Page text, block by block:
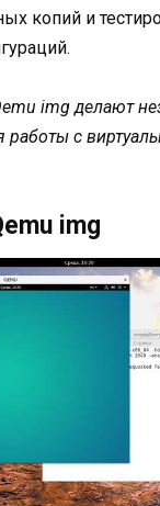
копий и
img делают
работы с
img